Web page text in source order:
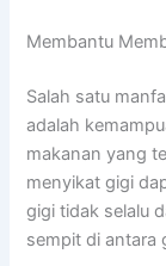
Membantu
Salah satu
adalah
makanan yang
menyikat gigi
gigi tidak selalu
sempit di antara